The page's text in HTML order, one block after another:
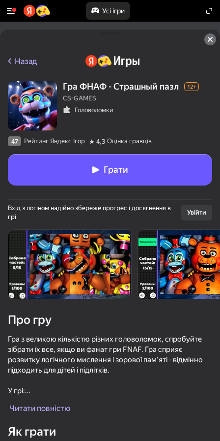
Усі ігри
Поверніть пристрій
Гра працює тільки в горизонтальній
орієнтації
Пять Ночей у Фредди Ремастер
Назад
Гра ФНАФ - Страшный пазл 12+
CS-GAMES
Головоломки
47 Рейтинг Яндекс Ігор 4,3 Оцінка гравців
Грати
Вхід з логіном надійно збереже прогрес і досягнення в
грі
Увійти
Про гру
Гра з великою кількістю різних головоломок, спробуйте
зібрати їх все, якщо ви фанат гри FNAF. Гра сприяє
розвитку логічного мислення і зорової пам'яті - відмінно
підходить для дітей і підлітків.
У грі:
🥳 - Можливість змагатися з друзями.
Читати повністю
Як грати